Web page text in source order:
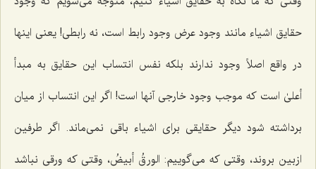
حقایق اشیاء مانند وجود عرض وجود رابط است، نه رابطی! یعنی اینها
در واقع اصلاً وجود ندارند بلکه نفس انتساب این حقایق به مبدأ
أعلیٰ است که موجب وجود خارجی آنها است! اگر این انتساب از میان
برداشته شود دیگر حقایقی برای اشیاء باقی نمی‌ماند. اگر طرفین
ازبین بروند، وقتی که می‌گوییم: الورقُ أبیضُ، وقتی که ورقی نباشد